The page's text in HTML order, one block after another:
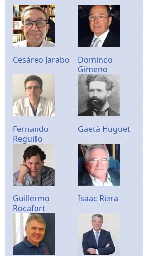
Cesáreo Jarabo
Domingo
Gimeno
Fernando
Reguillo
Gaetà Huguet
Guillermo
Rocafort
Isaac Riera